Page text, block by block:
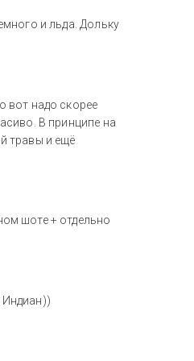
и льда. Дольку
вот надо скорее
В принципе на
травы и ещё
шоте + отдельно